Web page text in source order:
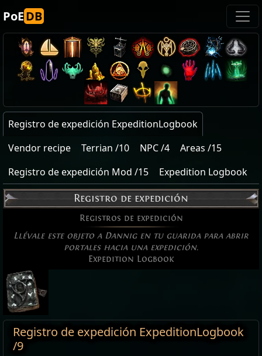
PoEDB
Registro de expedición ExpeditionLogbook
Vendor recipe
Terrian /10 NPC /4
Areas /15
Registro de expedición Mod /15
Expedition Logbook
Registro de expedición
Registros de expedición
Llévale este objeto a Dannig en tu guarida para abrir
portales hacia una expedición.
Expedition Logbook
Registro de expedición ExpeditionLogbook
/9